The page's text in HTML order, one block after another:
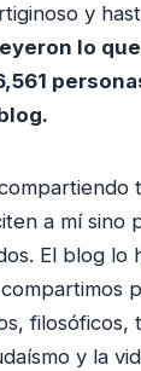
y
lo
a mí sino
El blog lo
filosóficos,
y la